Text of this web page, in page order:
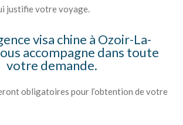
justifie votre voyage.
visa chine à Ozoir-La-
accompagne dans toute
votre demande.
obligatoires pour l’obtention de votre